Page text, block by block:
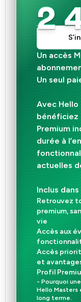
2
Un accès
Un seul
Avec Hello
bénéficiez
Premium
durée à
actuelles
Inclus
Retrouvez
premium,
vie
Accès aux
Accès
et
Profil
- Pourquoi
Hello Masters
long terme.